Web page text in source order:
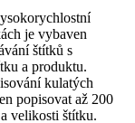
je vybaven
štítků s
a produktu.
kulatých
popisovat až 200
velikosti štítku.